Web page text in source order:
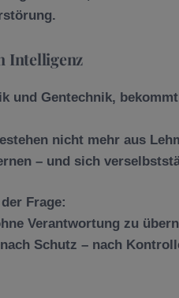
Intelligenz
und Gentechnik,
nicht mehr aus
– und sich
Frage:
Verantwortung zu
Schutz – nach